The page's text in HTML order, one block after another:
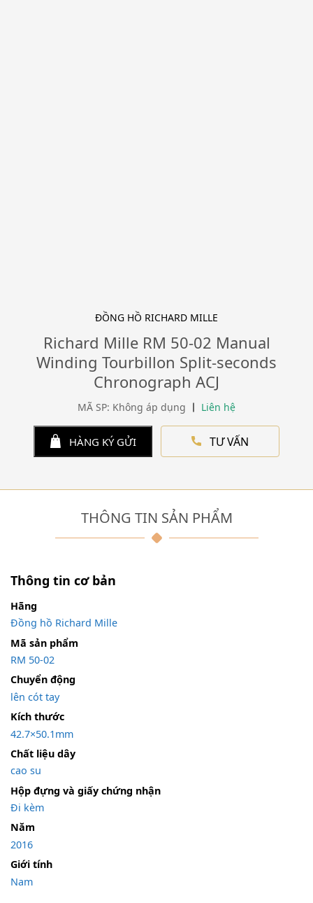
ĐỒNG HỒ RICHARD MILLE
Richard Mille RM 50-02 Manual
Winding Tourbillon Split-seconds
Chronograph ACJ
MÃ SP: Không áp dụng Liên hệ
HÀNG KÝ GỬI TƯ VẤN
THÔNG TIN SẢN PHẨM
Thông tin cơ bản
Hãng
Đồng hồ Richard Mille
Mã sản phẩm
RM 50-02
Chuyển động
lên cót tay
Kích thước
42.7×50.1mm
Chất liệu dây
cao su
Hộp đựng và giấy chứng nhận
Đi kèm
Năm
2016
Giới tính
Nam